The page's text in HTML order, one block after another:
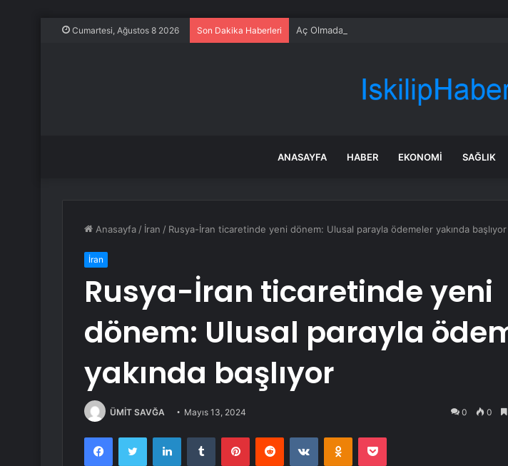
Cumartesi, Ağustos 8 2026 Son Dakika Haberleri Aç Olmadan Yemek mi Yiyorsunuz? Duygusal
ANASAYFA HABER EKONOMI SAĞLIK
Anasayfa / İran / Rusya-İran ticaretinde yeni dönem: Ulusal parayla ödemeler yakında başlıyor
İran
Rusya-İran ticaretinde yeni
dönem: Ulusal parayla
yakında başlıyor
ÜMİT SAVĞA Mayıs 13, 2024 0 0
FacebookTwitter LinkedInTumblr PinterestReddit VKontakteOdnoklassniki
Pocket